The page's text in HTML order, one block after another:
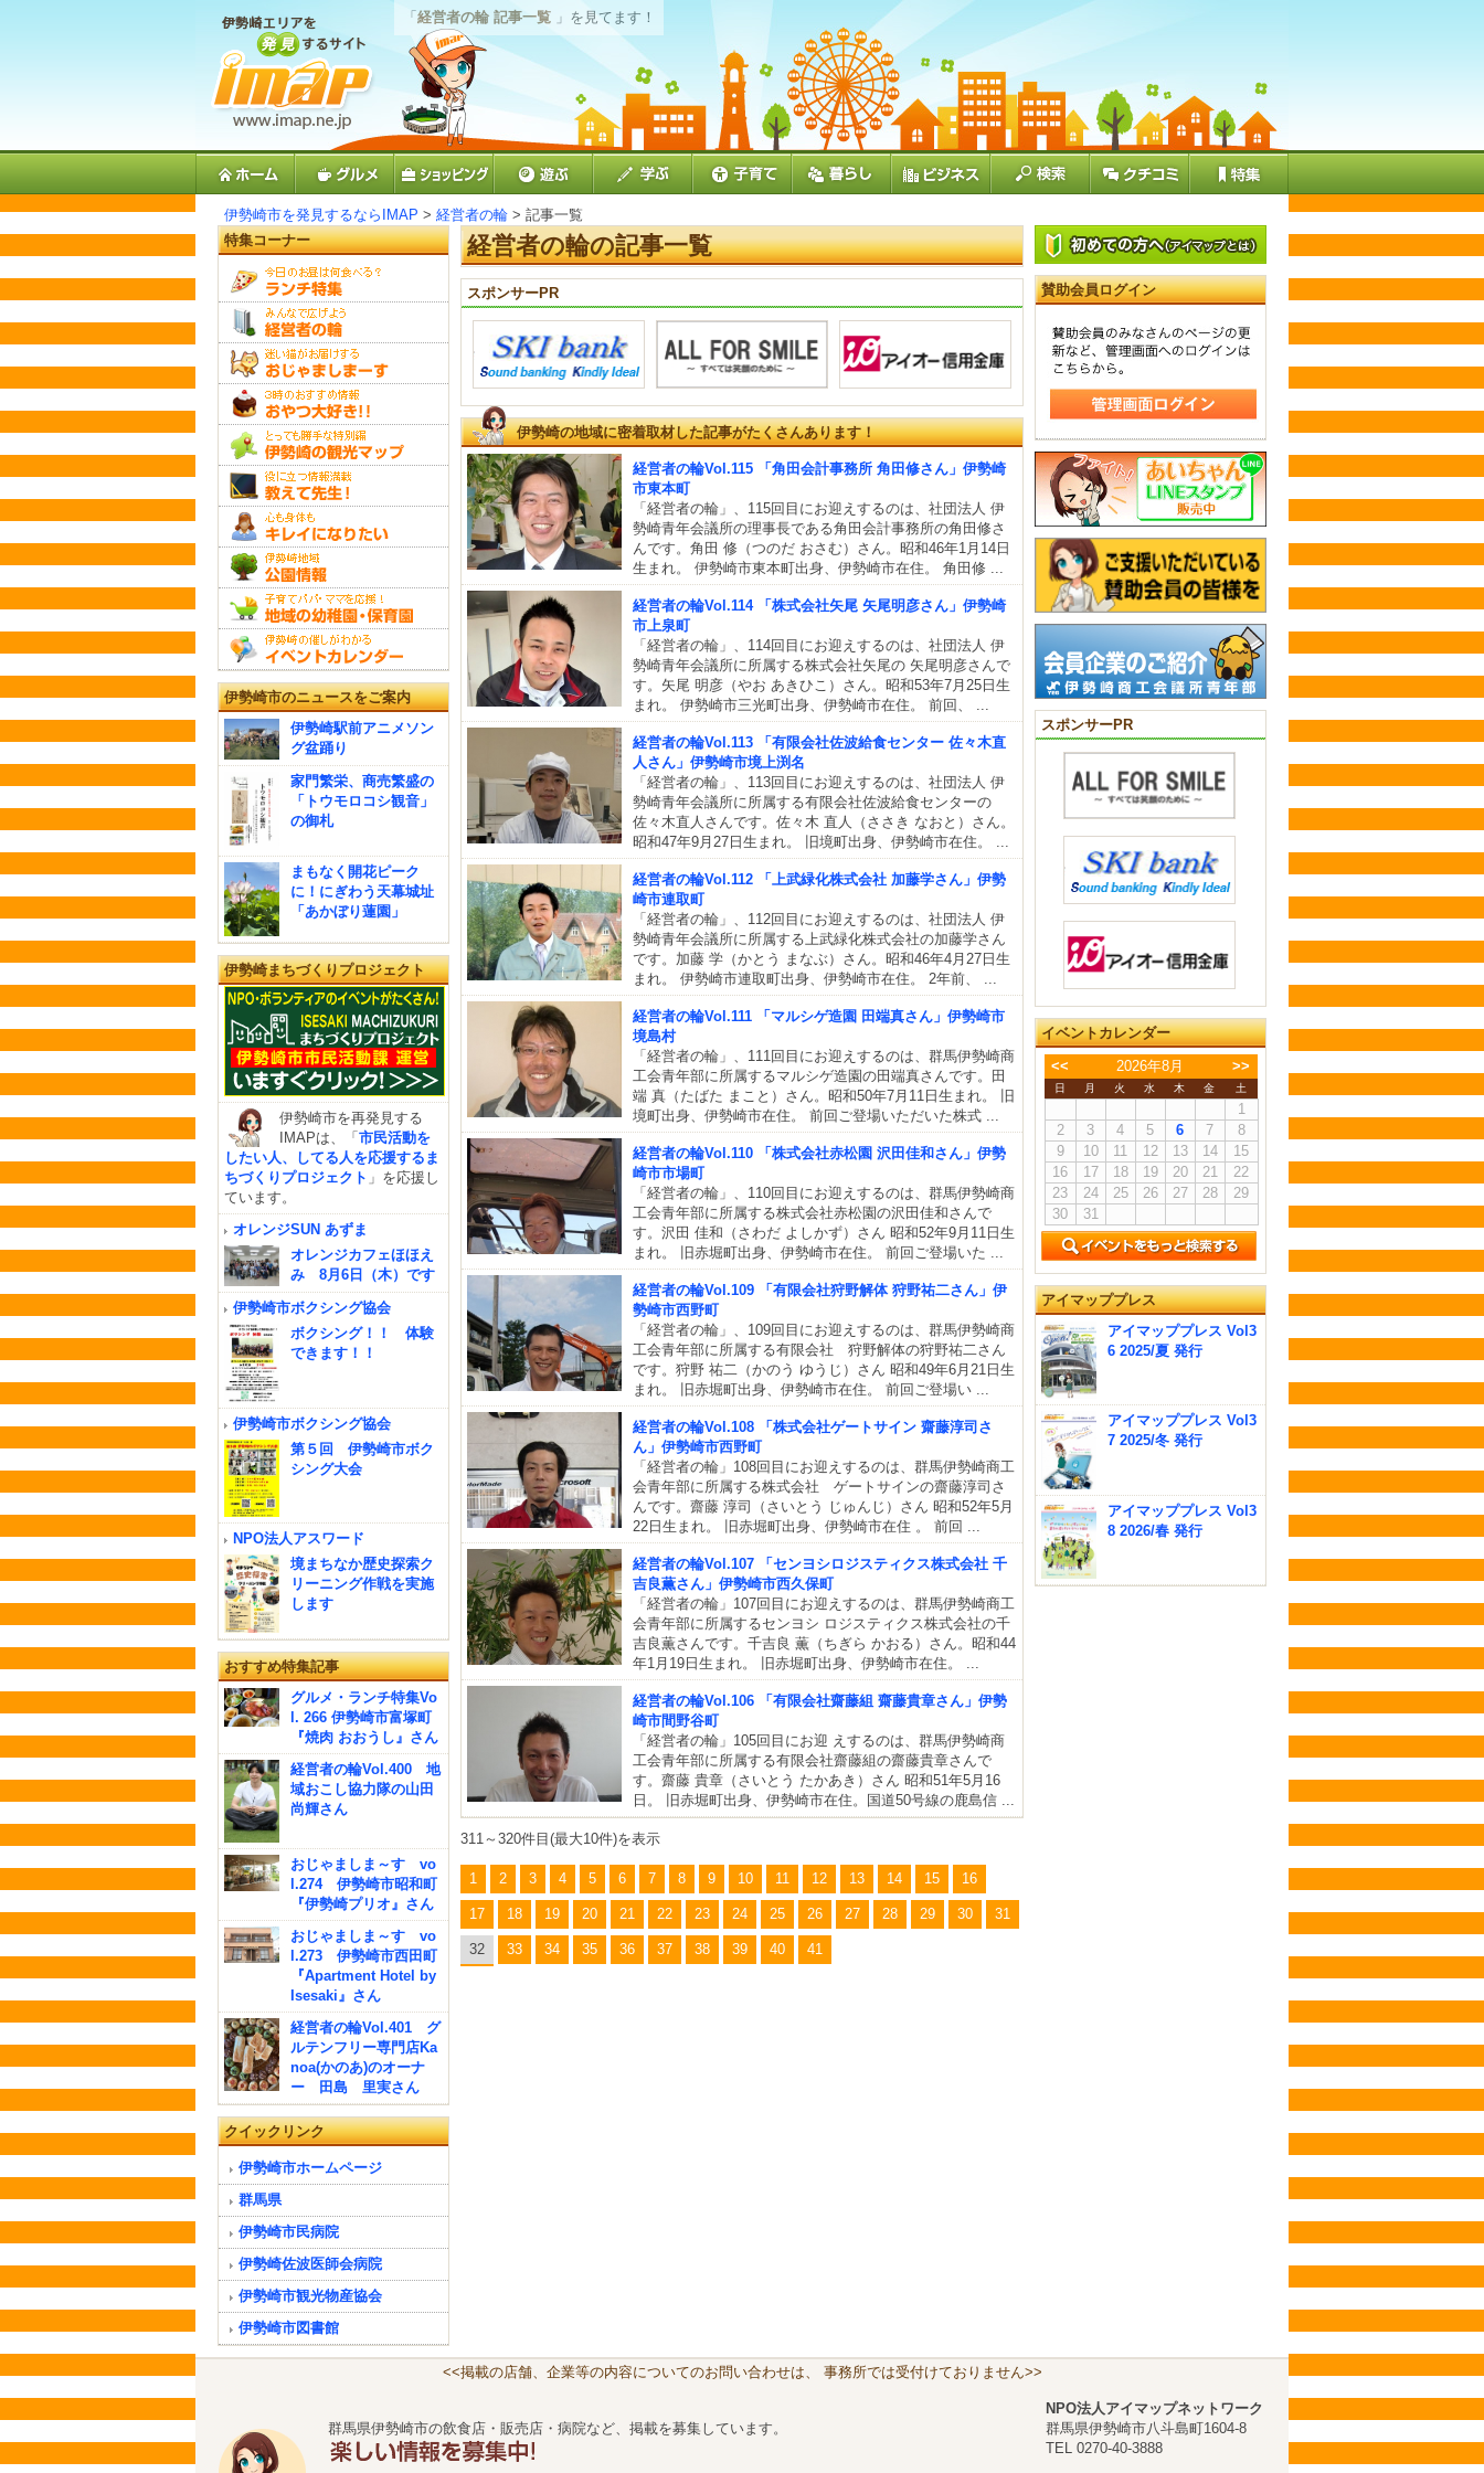
「経営者の輪 記事一覧 」を見てます！
伊勢崎市を発見するならIMAP > 経営者の輪 > 記事一覧
経営者の輪の記事一覧
スポンサーPR
伊勢崎の地域に密着取材した記事がたくさんあります！
経営者の輪Vol.115 「角田会計事務所 角田修さん」伊勢崎
市東本町
「経営者の輪」、115回目にお迎えするのは、社団法人 伊
勢崎青年会議所の理事長である角田会計事務所の角田修さ
んです。角田 修（つのだ おさむ）さん。昭和46年1月14日
生まれ。 伊勢崎市東本町出身、伊勢崎市在住。 角田修 ...
経営者の輪Vol.114 「株式会社矢尾 矢尾明彦さん」伊勢崎
市上泉町
「経営者の輪」、114回目にお迎えするのは、社団法人 伊
勢崎青年会議所に所属する株式会社矢尾の 矢尾明彦さんで
す。矢尾 明彦（やお あきひこ）さん。昭和53年7月25日生
まれ。 伊勢崎市三光町出身、伊勢崎市在住。 前回、 ...
経営者の輪Vol.113 「有限会社佐波給食センター 佐々木直
人さん」伊勢崎市境上渕名
「経営者の輪」、113回目にお迎えするのは、社団法人 伊
勢崎青年会議所に所属する有限会社佐波給食センターの
佐々木直人さんです。佐々木 直人（ささき なおと）さん。
昭和47年9月27日生まれ。 旧境町出身、伊勢崎市在住。 ...
経営者の輪Vol.112 「上武緑化株式会社 加藤学さん」伊勢
崎市連取町
「経営者の輪」、112回目にお迎えするのは、社団法人 伊
勢崎青年会議所に所属する上武緑化株式会社の加藤学さん
です。加藤 学（かとう まなぶ）さん。昭和46年4月27日生
まれ。 伊勢崎市連取町出身、伊勢崎市在住。 2年前、 ...
経営者の輪Vol.111 「マルシゲ造園 田端真さん」伊勢崎市
境島村
「経営者の輪」、111回目にお迎えするのは、群馬伊勢崎商
工会青年部に所属するマルシゲ造園の田端真さんです。田
端 真（たばた まこと）さん。昭和50年7月11日生まれ。 旧
境町出身、伊勢崎市在住。 前回ご登場いただいた株式 ...
経営者の輪Vol.110 「株式会社赤松園 沢田佳和さん」伊勢
崎市市場町
「経営者の輪」、110回目にお迎えするのは、群馬伊勢崎商
工会青年部に所属する株式会社赤松園の沢田佳和さんで
す。沢田 佳和（さわだ よしかず）さん 昭和52年9月11日生
まれ。 旧赤堀町出身、伊勢崎市在住。 前回ご登場いた ...
経営者の輪Vol.109 「有限会社狩野解体 狩野祐二さん」伊
勢崎市西野町
「経営者の輪」、109回目にお迎えするのは、群馬伊勢崎商
工会青年部に所属する有限会社 狩野解体の狩野祐二さん
です。狩野 祐二（かのう ゆうじ）さん 昭和49年6月21日生
まれ。 旧赤堀町出身、伊勢崎市在住。 前回ご登場い ...
経営者の輪Vol.108 「株式会社ゲートサイン 齋藤淳司さ
ん」伊勢崎市西野町
「経営者の輪」108回目にお迎えするのは、群馬伊勢崎商工
会青年部に所属する株式会社 ゲートサインの齋藤淳司さ
んです。齋藤 淳司（さいとう じゅんじ）さん 昭和52年5月
22日生まれ。 旧赤堀町出身、伊勢崎市在住 。 前回 ...
経営者の輪Vol.107 「センヨシロジスティクス株式会社 千
吉良薫さん」伊勢崎市西久保町
「経営者の輪」107回目にお迎えするのは、群馬伊勢崎商工
会青年部に所属するセンヨシ ロジスティクス株式会社の千
吉良薫さんです。千吉良 薫（ちぎら かおる）さん。昭和44
年1月19日生まれ。 旧赤堀町出身、伊勢崎市在住。 ...
経営者の輪Vol.106 「有限会社齋藤組 齋藤貴章さん」伊勢
崎市間野谷町
「経営者の輪」105回目にお迎 えするのは、群馬伊勢崎商
工会青年部に所属する有限会社齋藤組の齋藤貴章さんで
す。齋藤 貴章（さいとう たかあき）さん 昭和51年5月16
日。 旧赤堀町出身、伊勢崎市在住。国道50号線の鹿島信 ...
311～320件目(最大10件)を表示
1 2 3 4 5 6 7 8 9 10 11 12 13 14 15 16
17 18 19 20 21 22 23 24 25 26 27 28 29 30 31
32 33 34 35 36 37 38 39 40 41
特集コーナー
伊勢崎市のニュースをご案内
伊勢崎駅前アニメソン
グ盆踊り
家門繁栄、商売繁盛の
「トウモロコシ観音」
の御札
まもなく開花ピーク
に！にぎわう天幕城址
「あかぼり蓮園」
伊勢崎まちづくりプロジェクト
伊勢崎市を再発見する
IMAPは、「市民活動を
したい人、してる人を応援するま
ちづくりプロジェクト 」を応援し
ています。
オレンジSUN あずま
オレンジカフェほほえ
み 8月6日（木）です
伊勢崎市ボクシング協会
ボクシング！！ 体験
できます！！
伊勢崎市ボクシング協会
第５回 伊勢崎市ボク
シング大会
NPO法人アスワード
境まちなか歴史探索ク
リーニング作戦を実施
します
おすすめ特集記事
グルメ・ランチ特集Vo
l. 266 伊勢崎市富塚町
『焼肉 おおうし』さん
経営者の輪Vol.400 地
域おこし協力隊の山田
尚輝さん
おじゃましま～す vo
l.274 伊勢崎市昭和町
『伊勢崎プリオ』さん
おじゃましま～す vo
l.273 伊勢崎市西田町
『Apartment Hotel by
Isesaki』さん
経営者の輪Vol.401 グ
ルテンフリー専門店Ka
noa(かのあ)のオーナ
ー 田島 里実さん
クイックリンク
伊勢崎市ホームページ
群馬県
伊勢崎市民病院
伊勢崎佐波医師会病院
伊勢崎市観光物産協会
伊勢崎市図書館
賛助会員ログイン
スポンサーPR
イベントカレンダー
<<
2026年8月 >>
日 月 火 水 木 金 土
1
2
3 4 5 6 7
8
9
10 11 12 13 14
15
16
17 18 19 20 21
22
23
24 25 26 27 28
29
30
31
アイマッププレス
アイマッププレス Vol3
6 2025/夏 発行
アイマッププレス Vol3
7 2025/冬 発行
アイマッププレス Vol3
8 2026/春 発行
<<掲載の店舗、企業等の内容についてのお問い合わせは、 事務所では受付けておりません>>
群馬県伊勢崎市の飲食店・販売店・病院など、掲載を募集しています。
NPO法人アイマップネットワーク
群馬県伊勢崎市八斗島町1604-8
TEL 0270-40-3888